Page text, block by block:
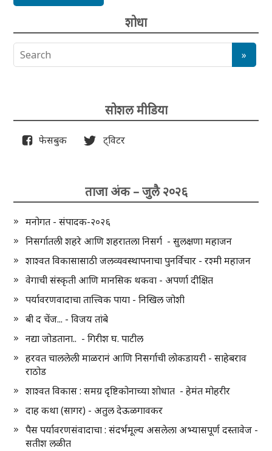
शोधा
सोशल मीडिया
फेसबुक ट्विटर
ताजा अंक – जुलै २०२६
मनोगत - संपादक-२०२६
निसर्गातली शहरे आणि शहरातला निसर्ग - सुलक्षणा महाजन
शाश्वत विकासासाठी जलव्यवस्थापनाचा पुनर्विचार - रश्मी महाजन
वेगाची संस्कृती आणि मानसिक थकवा - अपर्णा दीक्षित
पर्यावरणवादाचा तात्त्विक पाया - निखिल जोशी
बी द चेंज... - विजय तांबे
नद्या जोडताना.. - गिरीश घ. पाटील
हरवत चाललेली माळरानं आणि निसर्गाची लोकडायरी - साहेबराव
राठोड
शाश्वत विकास : समग्र दृष्टिकोनाच्या शोधात - हेमंत मोहरीर
दाह कथा (सागर) - अतुल देऊळगावकर
पैस पर्यावरणसंवादाचा : संदर्भमूल्य असलेला अभ्यासपूर्ण दस्तावेज -
सतीश लळीत